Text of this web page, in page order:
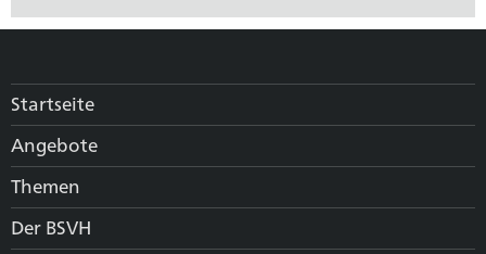
Startseite
Angebote
Themen
Der BSVH